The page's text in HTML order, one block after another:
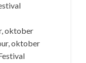
oktober
oktober